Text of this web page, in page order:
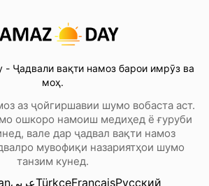
Ҷадвали вақти намоз барои имрӯз ва
моҳ.
аз ҷойгиршавии шумо вобаста аст.
ошкоро намоиш медиҳед ё ғуруби
вале дар ҷадвал вақти намоз
мувофиқи назариятҳои шумо
танзим кунед.
عربيTürkçeFrançaisРусский